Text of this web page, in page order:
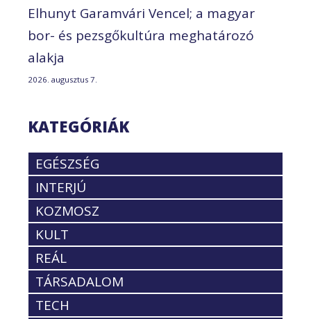
Elhunyt Garamvári Vencel; a magyar
bor- és pezsgőkultúra meghatározó
alakja
2026. augusztus 7.
KATEGÓRIÁK
EGÉSZSÉG
INTERJÚ
KOZMOSZ
KULT
REÁL
TÁRSADALOM
TECH